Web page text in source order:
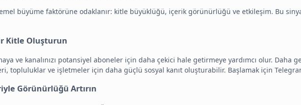
büyüme faktörüne odaklanır: kitle büyüklüğü, içerik görünürlüğü ve etkileşim. Bu
Kitle Oluşturun
ve kanalınızı potansiyel aboneler için daha çekici hale getirmeye yardımcı olur.
topluluklar ve işletmeler için daha güçlü sosyal kanıt oluşturabilir. Başlamak için
Görünürlüğü Artırın